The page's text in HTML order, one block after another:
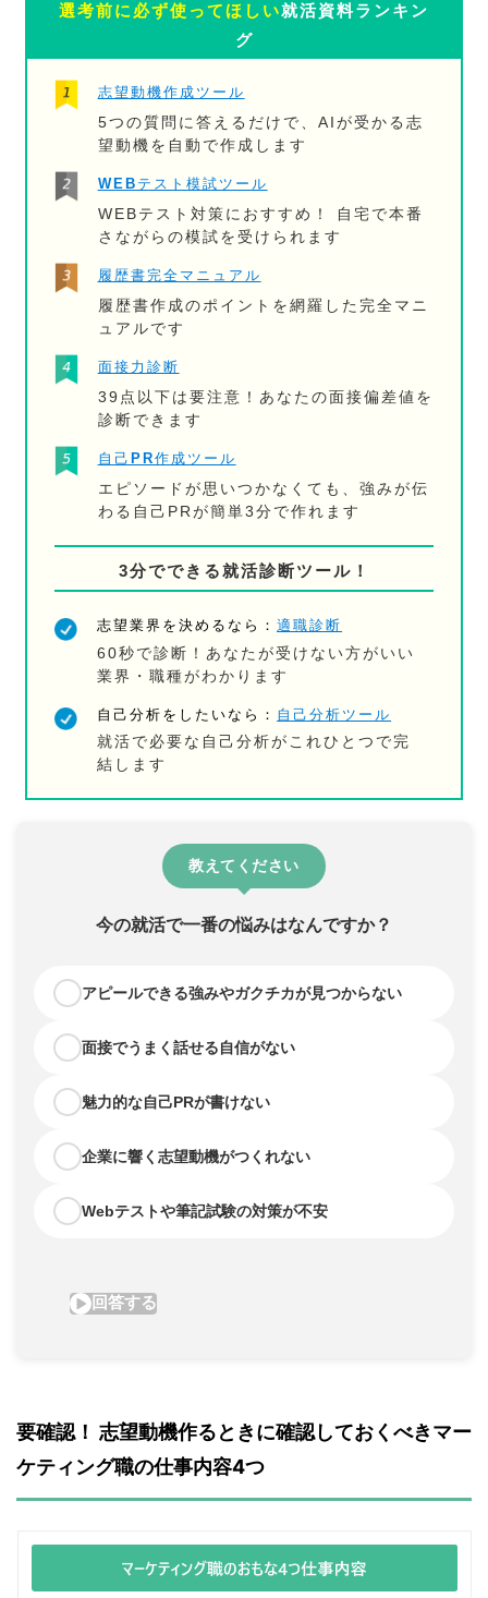
選考前に必ず使ってほしい就活資料ランキン
グ
志望動機作成ツール
5つの質問に答えるだけで、AIが受かる志
望動機を自動で作成します
WEBテスト模試ツール
WEBテスト対策におすすめ！ 自宅で本番
さながらの模試を受けられます
履歴書完全マニュアル
履歴書作成のポイントを網羅した完全マニ
ュアルです
面接力診断
39点以下は要注意！あなたの面接偏差値を
診断できます
自己PR作成ツール
エピソードが思いつかなくても、強みが伝
わる自己PRが簡単3分で作れます
3分でできる就活診断ツール！
志望業界を決めるなら：適職診断
60秒で診断！あなたが受けない方がいい
業界・職種がわかります
自己分析をしたいなら： 自己分析ツール
就活で必要な自己分析がこれひとつで完
結します
要確認！ 志望動機作るときに確認しておくべきマー
ケティング職の仕事内容4つ